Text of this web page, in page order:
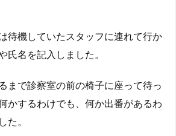
待機していたスタッフに連れて行か
氏名を記入しました。
まで診察室の前の椅子に座って待っ
かするわけでも、何か出番があるわ
た。